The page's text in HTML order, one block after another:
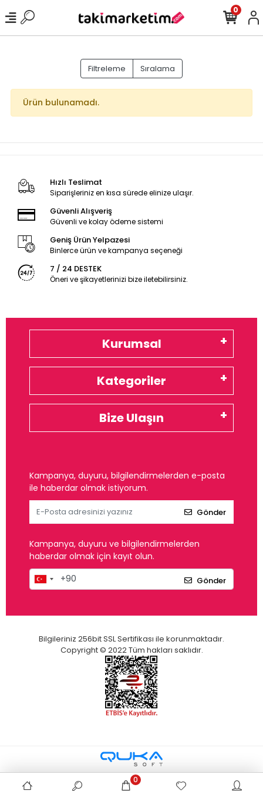
0
Filtreleme Sıralama
Ürün bulunamadı.
Hızlı Teslimat
Siparişleriniz en kısa sürede elinize ulaşır.
Güvenli Alışveriş
Güvenli ve kolay ödeme sistemi
Geniş Ürün Yelpazesi
Binlerce ürün ve kampanya seçeneği
7 / 24 DESTEK
Öneri ve şikayetlerinizi bize iletebilirsiniz.
Kurumsal
Kategoriler
Bize Ulaşın
Kampanya, duyuru, bilgilendirmelerden e-posta
ile haberdar olmak istiyorum.
Gönder
Kampanya, duyuru ve bilgilendirmelerden
haberdar olmak için kayıt olun.
Gönder
Bilgileriniz 256bit SSL Sertifikası ile korunmaktadır.
Copyright © 2022 Tüm hakları saklıdır.
0